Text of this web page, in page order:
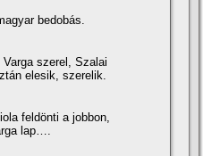
bedobás.
szerel, Szalai
elesik, szerelik.
feldönti a jobbon,
lap….